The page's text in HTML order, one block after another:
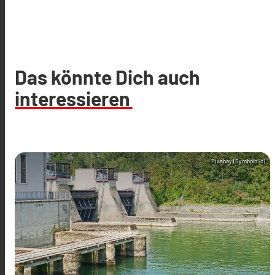
Das könnte Dich auch
interessieren
Pixabay (Symbolbild)